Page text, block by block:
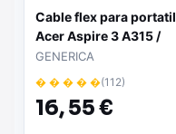
Cable flex para portatil
Acer Aspire 3 A315 /
50.GNPN7.006
GENERICA
� � � � �(112)
16,55 €